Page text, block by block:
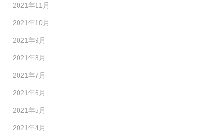
2021年11月
2021年10月
2021年9月
2021年8月
2021年7月
2021年6月
2021年5月
2021年4月